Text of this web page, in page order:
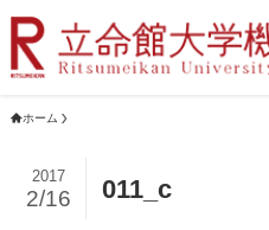
ホーム
011_c
2017
2/16